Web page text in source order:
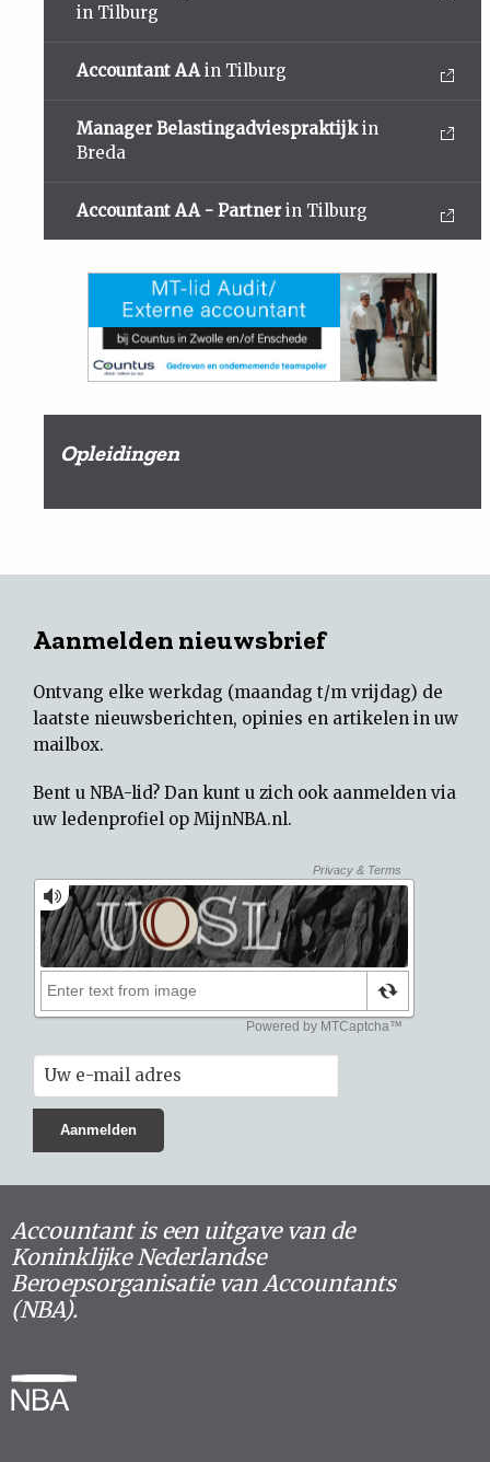
in Tilburg
Accountant AA in Tilburg
Manager Belastingadviespraktijkin
Breda
Accountant AA - Partner in Tilburg
Opleidingen
Aanmelden nieuwsbrief
Ontvang elke werkdag (maandag t/m vrijdag) de
laatste nieuwsberichten, opinies en artikelen in uw
mailbox.
Bent u NBA-lid? Dan kunt u zich ook aanmelden via
uw ledenprofiel op MijnNBA.nl.
Accountant is een uitgave van de
Koninklijke Nederlandse
Beroepsorganisatie van Accountants
(NBA).